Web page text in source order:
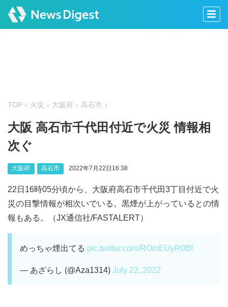
TOP 火災 大阪府 高石市
大阪 高石市千代田付近で火災 情報相
次ぐ
大阪府 高石市 2022年7月22日16:38
22日16時05分頃から、大阪府高石市千代田3丁目付近で火
災の目撃情報が相次いでいる。黒煙が上がっているとの情
報もある。（JX通信社/FASTALERT）
めっちゃ煙出てる pic.twitter.com/ROmEUyR0Bf
— あざらし (@Aza1314) July 22, 2022